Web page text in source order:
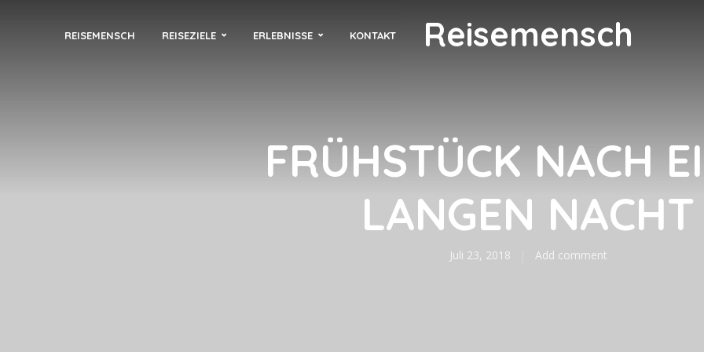
REISEMENSCH REISEZIELE ERLEBNISSE KONTAKT Reisemensch
FRÜHSTÜCK NACH
LANGEN NACHT
Juli 23, 2018 Add comment